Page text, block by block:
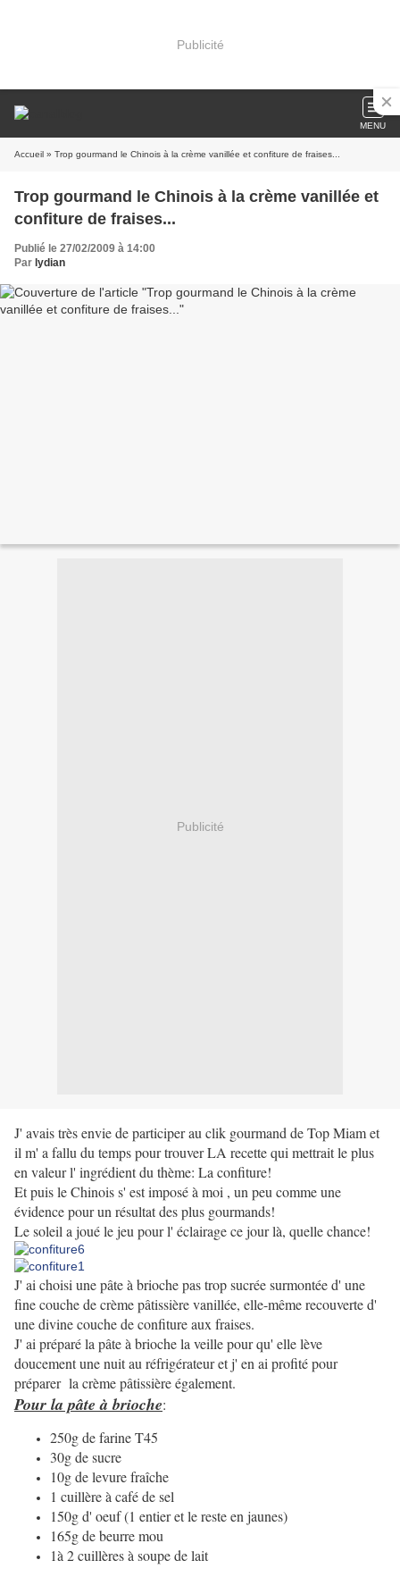
Publicité
MENU
Accueil » Trop gourmand le Chinois à la crème vanillée et confiture de fraises...
Trop gourmand le Chinois à la crème vanillée et
confiture de fraises...
Publié le 27/02/2009 à 14:00
Par lydian
Publicité
J' avais très envie de participer au clik gourmand de Top Miam et
il m' a fallu du temps pour trouver LA recette qui mettrait le plus
en valeur l' ingrédient du thème: La confiture!
Et puis le Chinois s' est imposé à moi , un peu comme une
évidence pour un résultat des plus gourmands!
Le soleil a joué le jeu pour l' éclairage ce jour là, quelle chance!
J' ai choisi une pâte à brioche pas trop sucrée surmontée d' une
fine couche de crème pâtissière vanillée, elle-même recouverte d'
une divine couche de confiture aux fraises.
J' ai préparé la pâte à brioche la veille pour qu' elle lève
doucement une nuit au réfrigérateur et j' en ai profité pour
préparer la crème pâtissière également.
Pour la pâte à brioche:
250g de farine T45
30g de sucre
10g de levure fraîche
1 cuillère à café de sel
150g d' oeuf (1 entier et le reste en jaunes)
165g de beurre mou
1à 2 cuillères à soupe de lait